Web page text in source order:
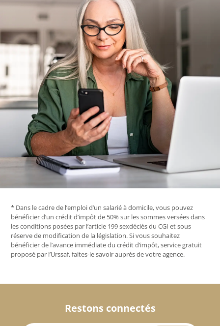
* Dans le cadre de l’emploi d’un salarié à domicile, vous pouvez
bénéficier d’un crédit d’impôt de 50% sur les sommes versées dans
les conditions posées par l’article 199 sexdéciès du CGI et sous
réserve de modification de la législation. Si vous souhaitez
bénéficier de l’avance immédiate du crédit d’impôt, service gratuit
proposé par l’Urssaf, faites-le savoir auprès de votre agence.
Restons connectés